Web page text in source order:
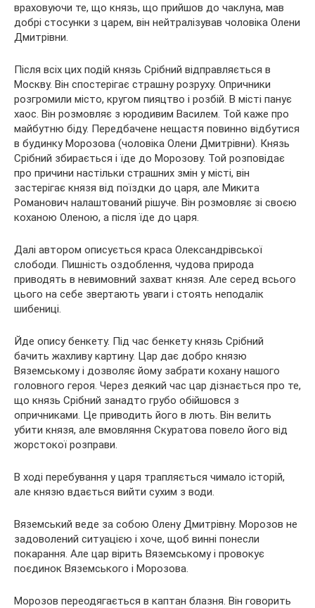
враховуючи те, що князь, що прийшов до чаклуна, мав
добрі стосунки з царем, він нейтралізував чоловіка Олени
Дмитрівни.
Після всіх цих подій князь Срібний відправляється в
Москву. Він спостерігає страшну розруху. Опричники
розгромили місто, кругом пияцтво і розбій. В місті панує
хаос. Він розмовляє з юродивим Василем. Той каже про
майбутню біду. Передбачене нещастя повинно відбутися
в будинку Морозова (чоловіка Олени Дмитрівни). Князь
Срібний збирається і їде до Морозову. Той розповідає
про причини настільки страшних змін у місті, він
застерігає князя від поїздки до царя, але Микита
Романович налаштований рішуче. Він розмовляє зі своєю
коханою Оленою, а після їде до царя.
Далі автором описується краса Олександрівської
слободи. Пишність оздоблення, чудова природа
приводять в невимовний захват князя. Але серед всього
цього на себе звертають уваги і стоять неподалік
шибениці.
Йде опису бенкету. Під час бенкету князь Срібний
бачить жахливу картину. Цар дає добро князю
Вяземському і дозволяє йому забрати кохану нашого
головного героя. Через деякий час цар дізнається про те,
що князь Срібний занадто грубо обійшовся з
опричниками. Це приводить його в лють. Він велить
убити князя, але вмовляння Скуратова повело його від
жорстокої розправи.
В ході перебування у царя трапляється чимало історій,
але князю вдається вийти сухим з води.
Вяземський веде за собою Олену Дмитрівну. Морозов не
задоволений ситуацією і хоче, щоб винні понесли
покарання. Але цар вірить Вяземському і провокує
поєдинок Вяземського і Морозова.
Морозов переодягається в каптан блазня. Він говорить